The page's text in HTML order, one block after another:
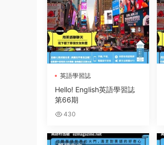
英語學習誌
Hello! English英語學習誌
第66期
430